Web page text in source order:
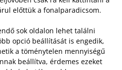
előttük a fonalparadicsom.
sok oldalon lehet találni
opció beállítását is engedik,
a töménytelen mennyiségű
beállítva, érdemes ezeket